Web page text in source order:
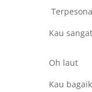
Kau
Oh laut
Kau